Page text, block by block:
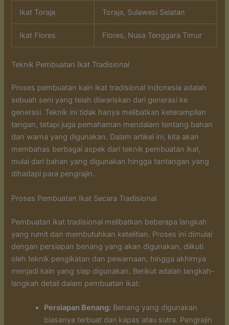
Ikat Toraja Toraja, Sulawesi Selatan
Ikat Flores Flores, Nusa Tenggara Timur
Teknik Pembuatan Ikat Tradisional
Proses pembuatan kain ikat tradisional Indonesia adalah
sebuah seni yang telah diwariskan dari generasi ke
generasi. Teknik ini tidak hanya melibatkan keterampilan
tangan, tetapi juga pemahaman mendalam tentang bahan
dan warna yang digunakan. Dalam artikel ini, kita akan
membahas berbagai aspek dari teknik pembuatan ikat,
mulai dari bahan yang digunakan hingga tantangan yang
dihadapi para pengrajin.
Proses Pembuatan Ikat Secara Tradisional
Pembuatan ikat tradisional melibatkan beberapa langkah
yang rumit dan membutuhkan ketelitian. Proses ini dimulai
dengan persiapan benang yang akan digunakan, diikuti
oleh teknik pengikatan dan pewarnaan, hingga akhirnya
menjadi kain yang siap digunakan. Berikut adalah langkah-
langkah detail dalam pembuatan ikat:
Persiapan Benang: Benang yang digunakan
biasanya terbuat dari kapas atau sutra. Pengrajin